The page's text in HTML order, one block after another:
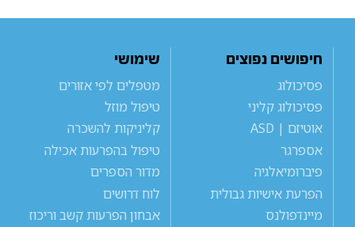
חיפושים נפוצים
פסיכולוג
פסיכולוג קליני
אוטיזם | ASD
אספרגר
פיברומיאלגיה
הפרעת אישיות גבולית
מיינדפולנס
שימושי
מטפלים לפי אזורים
טיפול מוזל
קליניקות להשכרה
טיפול בהפרעות אכילה
מדור הספרים
לוח דרושים
אבחון הפרעות קשב וריכוז